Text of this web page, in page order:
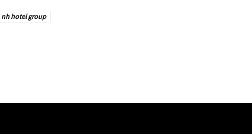
nh hotel group